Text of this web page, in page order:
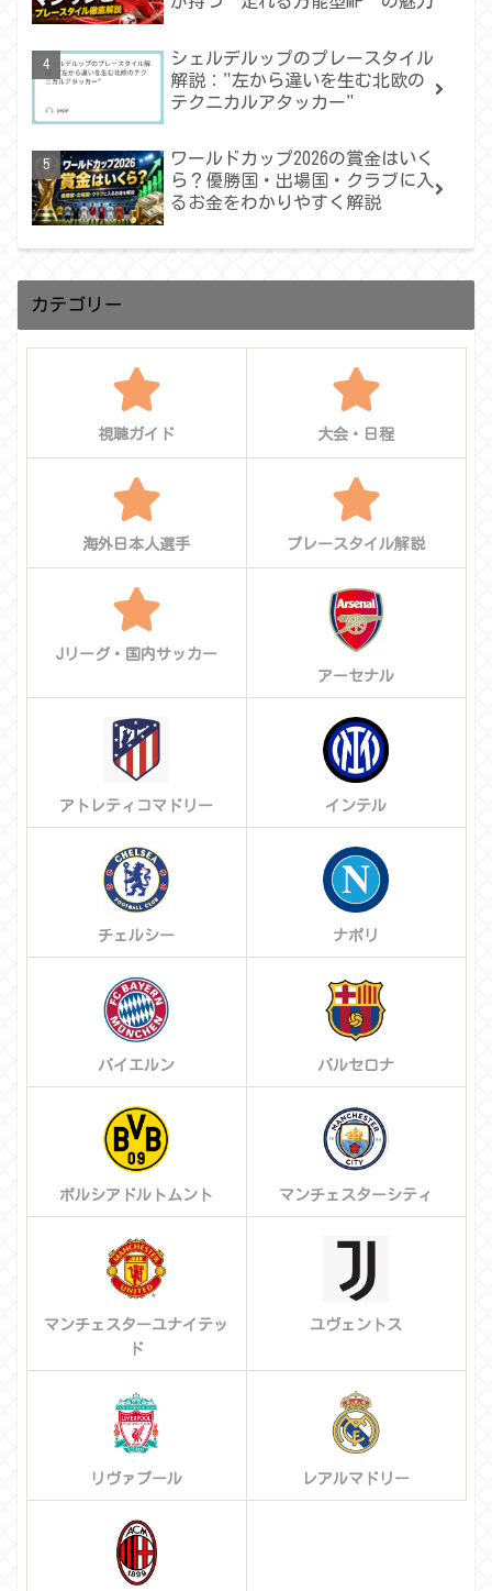
シェルデルップのプレースタイル
解説："左から違いを生む北欧の
テクニカルアタッカー"
ワールドカップ2026の賞金はいく
ら？優勝国・出場国・クラブに入
るお金をわかりやすく解説
カテゴリー
視聴ガイド 大会・日程
海外日本人選手 プレースタイル解説
Jリーグ・国内サッカー
アーセナル
アトレティコマドリー インテル
チェルシー ナポリ
バイエルン バルセロナ
ボルシアドルトムント マンチェスターシティ
マンチェスターユナイテッ
ド
ユヴェントス
リヴァプール レアルマドリー